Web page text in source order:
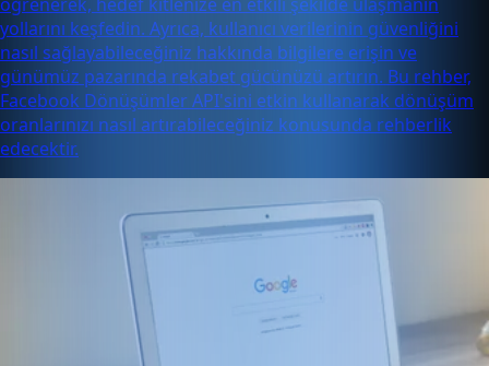
yollarını keşfedin. Ayrıca, kullanıcı verilerinin güvenliğini
nasıl sağlayabileceğiniz hakkında bilgilere erişin ve
günümüz pazarında rekabet gücünüzü artırın. Bu rehber,
Facebook Dönüşümler API'sini etkin kullanarak dönüşüm
oranlarınızı nasıl artırabileceğiniz konusunda rehberlik
edecektir.